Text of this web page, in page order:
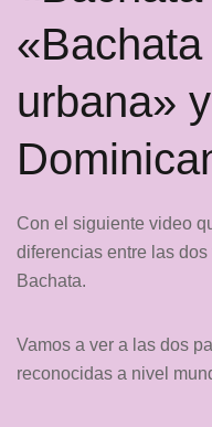
urbana»
Con el siguiente video
diferencias entre las
Bachata.
Vamos a ver a las dos
reconocidas a nivel